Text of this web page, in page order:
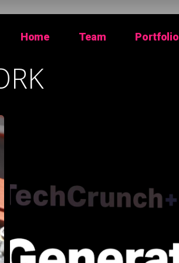
Home Team Portfolio